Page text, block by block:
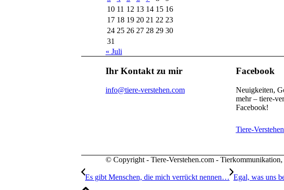
10 11 12 13 14 15 16
17 18 19 20 21 22 23
24 25 26 27 28 29 30
31
« Juli
Ihr Kontakt zu mir
info@tiere-verstehen.com
Facebook
Neuigkeiten,
mehr – tiere-
Facebook!
Tiere-
© Copyright - Tiere-Verstehen.com -
Es gibt Menschen, die mich verrückt nennen… Egal, was uns